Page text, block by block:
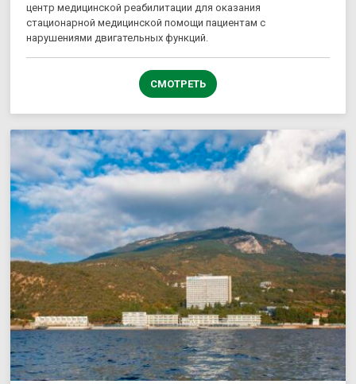
центр медицинской реабилитации для оказания
стационарной медицинской помощи пациентам с
нарушениями двигательных функций.
СМОТРЕТЬ